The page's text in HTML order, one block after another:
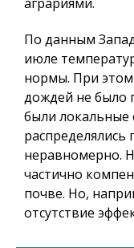
По данным
июле
нормы. При
дождей не было
были локальные
неравномерно.
частично
почве. Но,
отсутствие